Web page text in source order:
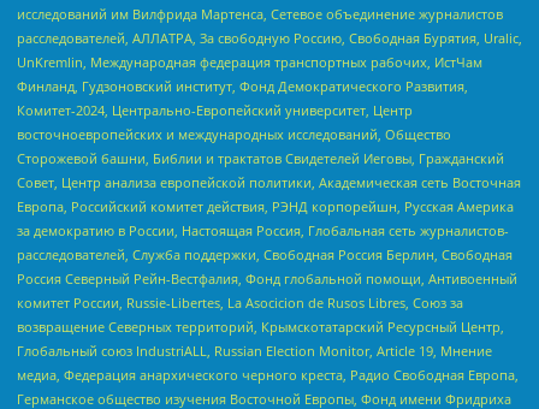
исследований им Вилфрида Мартенса, Сетевое объединение журналистов
расследователей, АЛЛАТРА, За свободную Россию, Свободная Бурятия, Uralic,
UnKremlin, Международная федерация транспортных рабочих, ИстЧам
Финланд, Гудзоновский институт, Фонд Демократического Развития,
Комитет-2024, Центрально-Европейский университет, Центр
восточноевропейских и международных исследований, Общество
Сторожевой башни, Библии и трактатов Свидетелей Иеговы, Гражданский
Совет, Центр анализа европейской политики, Академическая сеть Восточная
Европа, Российский комитет действия, РЭНД корпорейшн, Русская Америка
за демократию в России, Настоящая Россия, Глобальная сеть журналистов-
расследователей, Служба поддержки, Свободная Россия Берлин, Свободная
Россия Северный Рейн-Вестфалия, Фонд глобальной помощи, Антивоенный
комитет России, Russie-Libertes, La Asocicion de Rusos Libres, Союз за
возвращение Северных территорий, Крымскотатарский Ресурсный Центр,
Глобальный союз IndustriALL, Russian Election Monitor, Article 19, Мнение
медиа, Федерация анархического черного креста, Радио Свободная Европа,
Германское общество изучения Восточной Европы, Фонд имени Фридриха